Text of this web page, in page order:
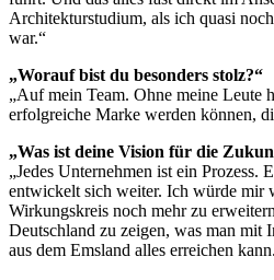
Architekturstudium, als ich quasi
war.“
„Worauf bist du besonders stolz?“
„Auf mein Team. Ohne meine Leute
erfolgreiche Marke werden können,
„Was ist deine Vision für die
„Jedes Unternehmen ist ein Prozess.
entwickelt sich weiter. Ich würde mir
Wirkungskreis noch mehr zu
Deutschland zu zeigen, was man mit
aus dem Emsland alles erreichen